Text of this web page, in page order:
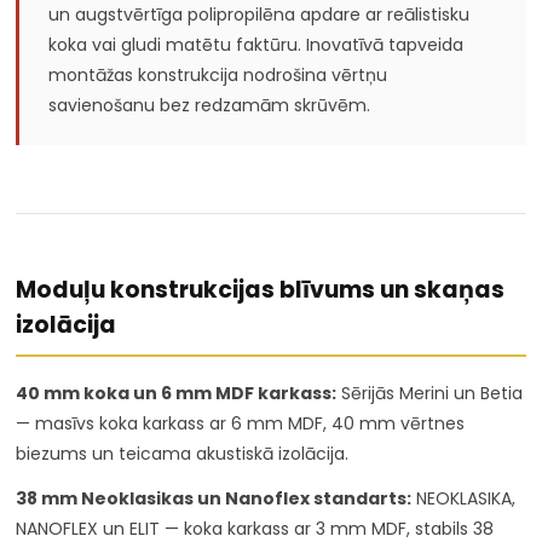
un augstvērtīga polipropilēna apdare ar reālistisku
koka vai gludi matētu faktūru. Inovatīvā tapveida
montāžas konstrukcija nodrošina vērtņu
savienošanu bez redzamām skrūvēm.
Moduļu konstrukcijas blīvums un skaņas
izolācija
40 mm koka un 6 mm MDF karkass: Sērijās Merini un Betia
— masīvs koka karkass ar 6 mm MDF, 40 mm vērtnes
biezums un teicama akustiskā izolācija.
38 mm Neoklasikas un Nanoflex standarts: NEOKLASIKA,
NANOFLEX un ELIT — koka karkass ar 3 mm MDF, stabils 38